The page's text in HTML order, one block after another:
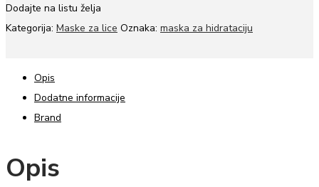
Dodajte na listu želja
Kategorija: Maske za lice Oznaka: maska za hidrataciju
Opis
Dodatne informacije
Brand
Opis